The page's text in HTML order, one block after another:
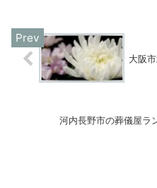
大阪
河内長野市の葬儀屋ラ